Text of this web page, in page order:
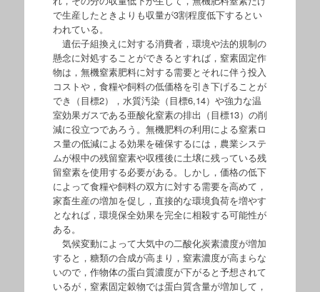
で生産したときよりも収量が3割程度低下するとい
われている。
遺伝子組換えに対する消費者，環境や法的規制の
懸念に対処することができるとすれば，窒素固定作
物は，無機窒素肥料に対する需要とそれに伴う投入
コストや，食糧や飼料の低価格を引き下げることが
でき（目標2），水質汚染（目標6,14）や強力な温
室効果ガスである亜酸化窒素の排出（目標13）の削
減に役立つであろう。無機肥料の利用による窒素ロ
ス量の低減による効果を確保するには，農業システ
ムが根中の残留窒素や収穫後に土壌に残っている残
留窒素を使用する必要がある。しかし，価格の低下
によって食糧や飼料の双方に対する需要を高めて，
家畜生産の増加を促し，直接的な環境負荷を増やす
となれば，環境保全効果を完全に相殺する可能性が
ある。
気候変動によって大気中の二酸化炭素濃度が増加
すると，糖類の合成が高まり，窒素濃度が高まらな
いので，作物体の蛋白質濃度が下がると予想されて
いるが，窒素固定穀物では蛋白質含量が増加して，